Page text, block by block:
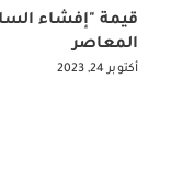
قيمة "إفشاء
المعاصر
أكتوبر 24, 2023